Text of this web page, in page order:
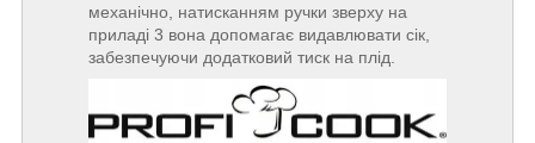
механічно, натисканням ручки зверху на
приладі 3 вона допомагає видавлювати сік,
забезпечуючи додатковий тиск на плід.